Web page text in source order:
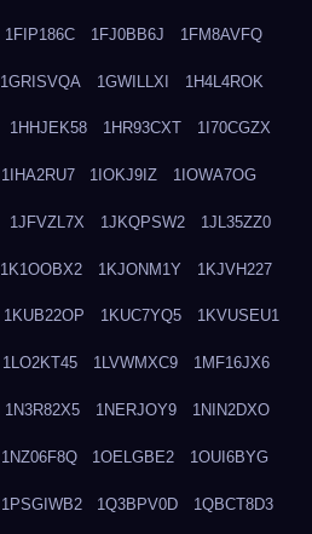
1FIP186C 1FJ0BB6J 1FM8AVFQ
1GRISVQA 1GWILLXI 1H4L4ROK
1HHJEK58 1HR93CXT 1I70CGZX
1IHA2RU7 1IOKJ9IZ 1IOWA7OG
1JFVZL7X 1JKQPSW2 1JL35ZZ0
1K1OOBX2 1KJONM1Y 1KJVH227
1KUB22OP 1KUC7YQ5 1KVUSEU1
1LO2KT45 1LVWMXC9 1MF16JX6
1N3R82X5 1NERJOY9 1NIN2DXO
1NZ06F8Q 1OELGBE2 1OUI6BYG
1PSGIWB2 1Q3BPV0D 1QBCT8D3